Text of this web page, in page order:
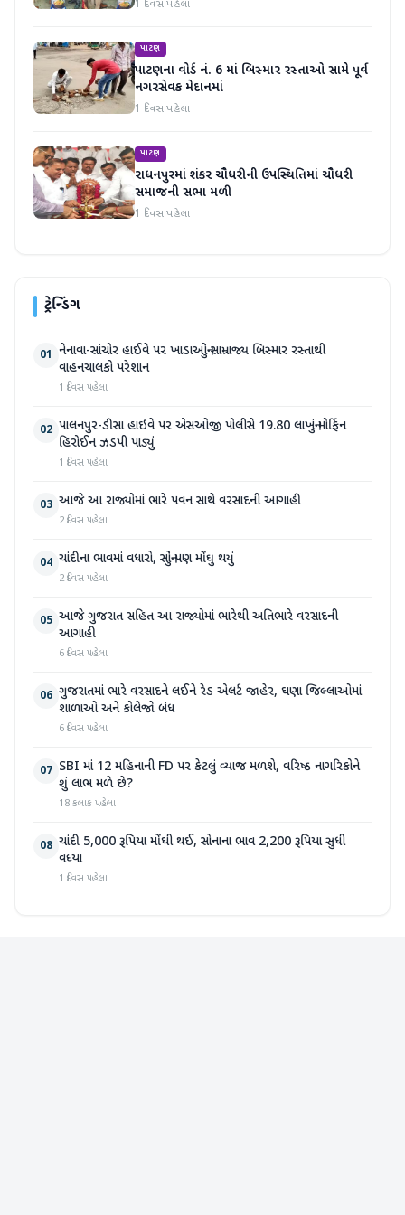
1 દિવસ પહેલા
પાટણ
પાટણના વોર્ડ નં. 6 માં બિસ્માર રસ્તાઓ સામે પૂર્વ
નગરસેવક મેદાનમાં
1 દિવસ પહેલા
પાટણ
રાધનપુરમાં શંકર ચૌધરીની ઉપસ્થિતિમાં ચૌધરી
સમાજની સભા મળી
1 દિવસ પહેલા
ટ્રેન્ડિંગ
01 નેનાવા-સાંચોર હાઈવે પર ખાડાઓનું સામ્રાજ્ય બિસ્માર રસ્તાથી
વાહનચાલકો પરેશાન
1 દિવસ પહેલા
02 પાલનપુર-ડીસા હાઇવે પર એસઓજી પોલીસે 19.80 લાખનું મોર્ફિન
હિરોઈન ઝડપી પાડ્યું
1 દિવસ પહેલા
03 આજે આ રાજ્યોમાં ભારે પવન સાથે વરસાદની આગાહી
2 દિવસ પહેલા
04 ચાંદીના ભાવમાં વધારો, સોનું પણ મોંઘુ થયું
2 દિવસ પહેલા
05 આજે ગુજરાત સહિત આ રાજ્યોમાં ભારેથી અતિભારે વરસાદની
આગાહી
6 દિવસ પહેલા
06 ગુજરાતમાં ભારે વરસાદને લઈને રેડ એલર્ટ જાહેર, ઘણા જિલ્લાઓમાં
શાળાઓ અને કોલેજો બંધ
6 દિવસ પહેલા
07 SBI માં 12 મહિનાની FD પર કેટલું વ્યાજ મળશે, વરિષ્ઠ નાગરિકોને
શું લાભ મળે છે?
18 કલાક પહેલા
08 ચાંદી 5,000 રૂપિયા મોંઘી થઈ, સોનાના ભાવ 2,200 રૂપિયા સુધી
વધ્યા
1 દિવસ પહેલા